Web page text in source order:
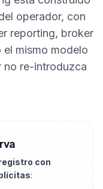
operador, con
reporting, broker
mismo modelo
no re-introduzca
con
: